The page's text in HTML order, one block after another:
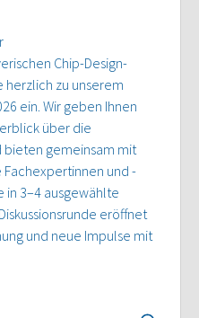
Chip-Design-
herzlich zu unserem
ein. Wir geben Ihnen
über die
bieten gemeinsam mit
und -
3–4 ausgewählte
eröffnet
und neue Impulse mit